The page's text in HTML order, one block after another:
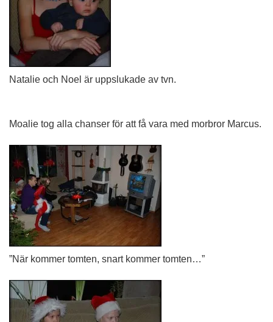
Natalie och Noel är uppslukade av tvn.
Moalie tog alla chanser för att få vara med morbror Marcus.
”När kommer tomten, snart kommer tomten…”